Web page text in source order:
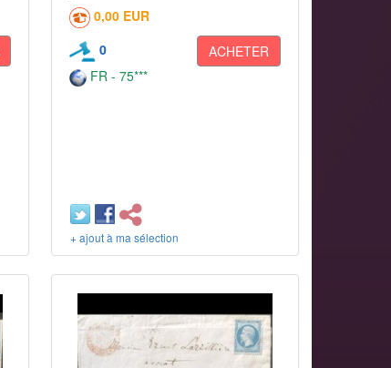
0,00 EUR
0
ACHETER
FR - 75***
+ ajout à ma sélection